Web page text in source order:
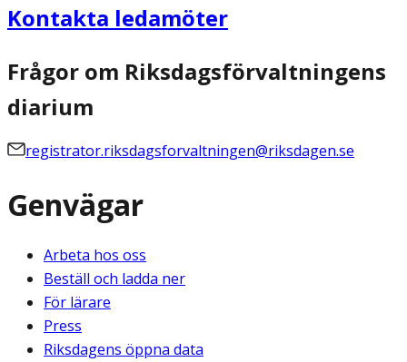
Kontakta ledamöter
Frågor om Riksdagsförvaltningens
diarium
registrator.riksdagsforvaltningen@riksdagen.se
Genvägar
Arbeta hos oss
Beställ och ladda ner
För lärare
Press
Riksdagens öppna data